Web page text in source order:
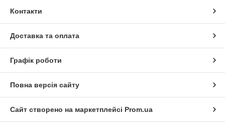
Контакти
Доставка та оплата
Графік роботи
Повна версія сайту
Сайт створено на маркетплейсі Prom.ua